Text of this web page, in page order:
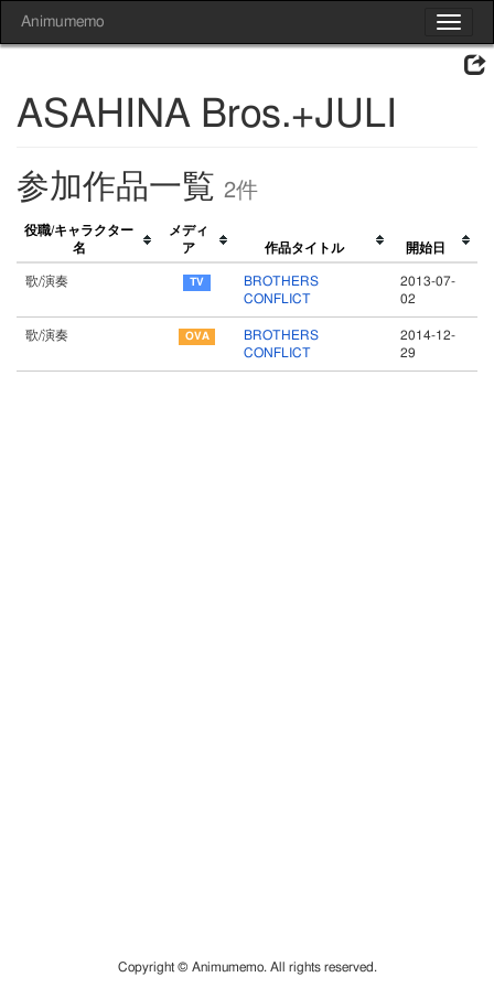
Toggle
Animumemo
ASAHINA Bros.+JULI
参加作品一覧 2件
役職/キャラクター
名
メディ
ア
作品タイトル 開始日
歌/演奏
BROTHERS
CONFLICT
2013-07-
02
歌/演奏
BROTHERS
CONFLICT
2014-12-
29
Copyright © Animumemo. All rights reserved.